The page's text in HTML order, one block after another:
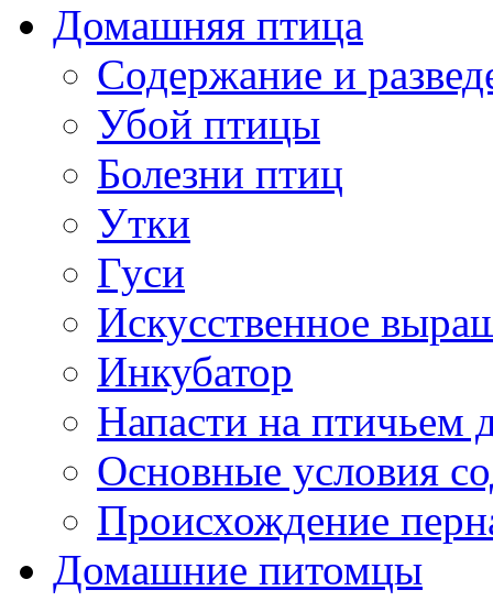
Домашняя птица
Содержание и
Убой птицы
Болезни птиц
Утки
Гуси
Искусственное
Инкубатор
Напасти на птичьем
Основные условия
Происхождение
Домашние питомцы